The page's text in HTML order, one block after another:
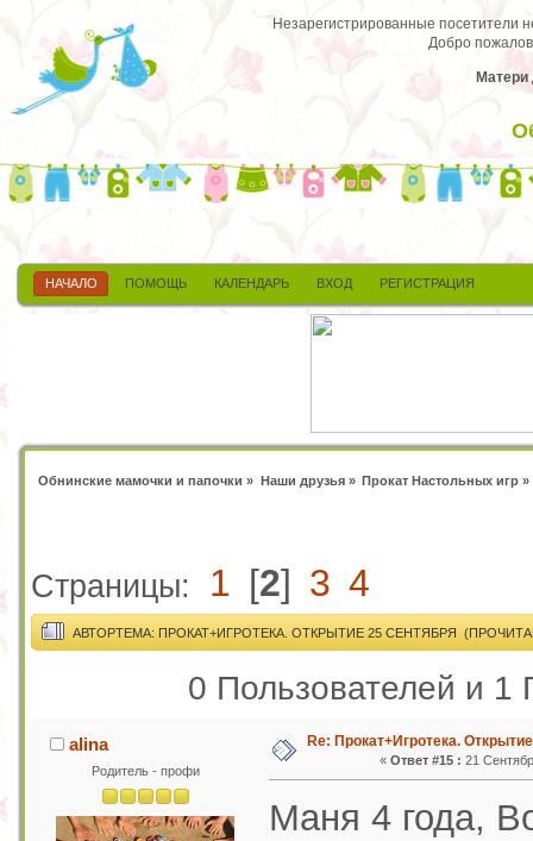
Незарегистрированные посетители
Добро
Матери
НАЧАЛО ПОМОЩЬ КАЛЕНДАРЬ ВХОД РЕГИСТРАЦИЯ
Обнинские мамочки и папочки » Наши друзья» Прокат Настольных игр»
Страницы: 1 [2] 3 4
АВТОРТЕМА: ПРОКАТ+ИГРОТЕКА. ОТКРЫТИЕ 25 СЕНТЯБРЯ
0 Пользователей и 1
alina
Родитель - профи
Re: Прокат+Игротека.
«Ответ #15 : 21
Маня 4 года,